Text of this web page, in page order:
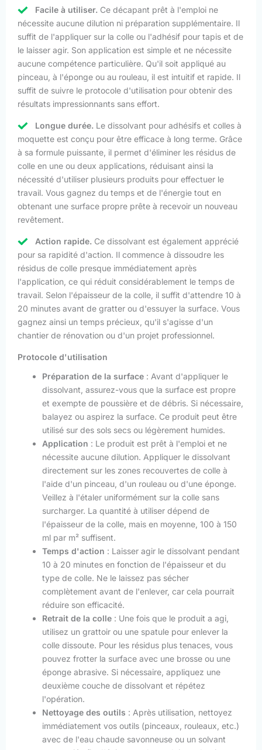
Facile à utiliser. Ce décapant prêt à l'emploi ne
nécessite aucune dilution ni préparation supplémentaire. Il
suffit de l'appliquer sur la colle ou l'adhésif pour tapis et de
le laisser agir. Son application est simple et ne nécessite
aucune compétence particulière. Qu'il soit appliqué au
pinceau, à l'éponge ou au rouleau, il est intuitif et rapide. Il
suffit de suivre le protocole d'utilisation pour obtenir des
résultats impressionnants sans effort.
Longue durée. Le dissolvant pour adhésifs et colles à
moquette est conçu pour être efficace à long terme. Grâce
à sa formule puissante, il permet d'éliminer les résidus de
colle en une ou deux applications, réduisant ainsi la
nécessité d'utiliser plusieurs produits pour effectuer le
travail. Vous gagnez du temps et de l'énergie tout en
obtenant une surface propre prête à recevoir un nouveau
revêtement.
Action rapide. Ce dissolvant est également apprécié
pour sa rapidité d'action. Il commence à dissoudre les
résidus de colle presque immédiatement après
l'application, ce qui réduit considérablement le temps de
travail. Selon l'épaisseur de la colle, il suffit d'attendre 10 à
20 minutes avant de gratter ou d'essuyer la surface. Vous
gagnez ainsi un temps précieux, qu'il s'agisse d'un
chantier de rénovation ou d'un projet professionnel.
Protocole d'utilisation
Préparation de la surface : Avant d'appliquer le
dissolvant, assurez-vous que la surface est propre
et exempte de poussière et de débris. Si nécessaire,
balayez ou aspirez la surface. Ce produit peut être
utilisé sur des sols secs ou légèrement humides.
Application : Le produit est prêt à l'emploi et ne
nécessite aucune dilution. Appliquer le dissolvant
directement sur les zones recouvertes de colle à
l'aide d'un pinceau, d'un rouleau ou d'une éponge.
Veillez à l'étaler uniformément sur la colle sans
surcharger. La quantité à utiliser dépend de
l'épaisseur de la colle, mais en moyenne, 100 à 150
ml par m² suffisent.
Temps d'action : Laisser agir le dissolvant pendant
10 à 20 minutes en fonction de l'épaisseur et du
type de colle. Ne le laissez pas sécher
complètement avant de l'enlever, car cela pourrait
réduire son efficacité.
Retrait de la colle : Une fois que le produit a agi,
utilisez un grattoir ou une spatule pour enlever la
colle dissoute. Pour les résidus plus tenaces, vous
pouvez frotter la surface avec une brosse ou une
éponge abrasive. Si nécessaire, appliquez une
deuxième couche de dissolvant et répétez
l'opération.
Nettoyage des outils : Après utilisation, nettoyez
immédiatement vos outils (pinceaux, rouleaux, etc.)
avec de l'eau chaude savonneuse ou un solvant